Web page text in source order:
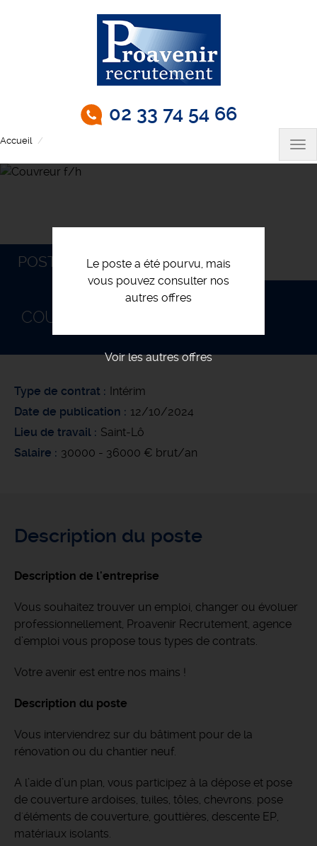
02 33 74 54 66
Accueil
Le poste a été pourvu, mais
vous pouvez consulter nos
autres offres
Voir les autres offres
POSTULEZ
COUVREUR F/H
Type de contrat
Intérim
Date de publication
12/10/2024
Lieu de travail
Saint-Lô
Salaire
30000 - 36000 € brut/an
Description du poste
Description de l'entreprise
Vous souhaitez trouver un emploi, changer ou évoluer
professionnellement, Proavenir Recrutement, agence
d’emploi vous propose tous types de contrats.
Votre avenir est entre nos mains !
Description du poste
Vous interviendrez sur du bâtiment pour de la
rénovation ou du chantier neuf.
A l’aide d’un plan, vous participez à la dépose et pose
de couverture ardoises, tuiles, tôles, chevrons. pose
d'éléments de couverture, gouttières, descente EP,
matériaux isolants.